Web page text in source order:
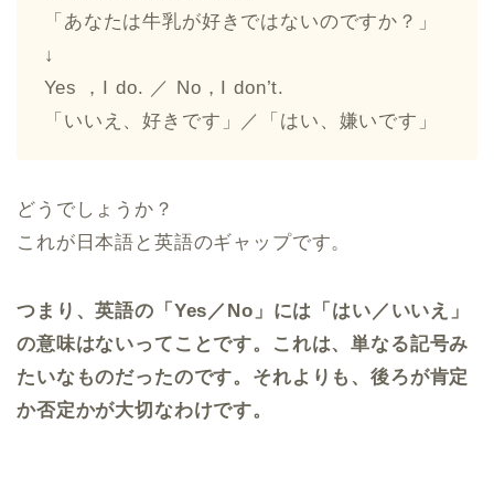
「あなたは牛乳が好きではないのですか？」
↓
Yes ，I do. ／ No，I don’t.
「いいえ、好きです」／「はい、嫌いです」
どうでしょうか？
これが日本語と英語のギャップです。
つまり、英語の「Yes／No」には「はい／いいえ」
の意味はないってことです。これは、単なる記号み
たいなものだったのです。それよりも、後ろが肯定
か否定かが大切なわけです。